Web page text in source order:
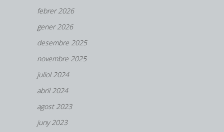
febrer 2026
gener 2026
desembre 2025
novembre 2025
juliol 2024
abril 2024
agost 2023
juny 2023